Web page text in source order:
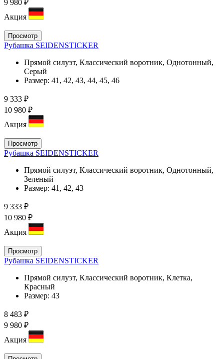
9 980 ₽
Акция
Просмотр
Рубашка SEIDENSTICKER
Прямой силуэт, Классический воротник, Однотонный,
Серый
Размер: 41, 42, 43, 44, 45, 46
9 333 ₽
10 980 ₽
Акция
Просмотр
Рубашка SEIDENSTICKER
Прямой силуэт, Классический воротник, Однотонный,
Зеленый
Размер: 41, 42, 43
9 333 ₽
10 980 ₽
Акция
Просмотр
Рубашка SEIDENSTICKER
Прямой силуэт, Классический воротник, Клетка,
Красный
Размер: 43
8 483 ₽
9 980 ₽
Акция